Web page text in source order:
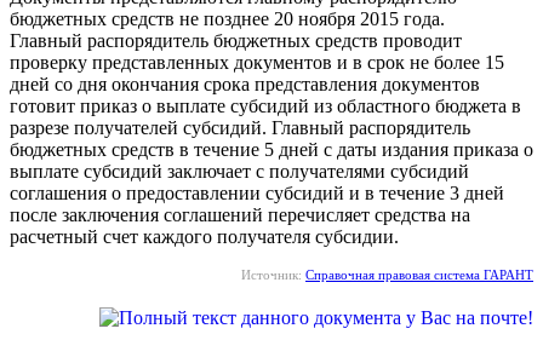
бюджетных средств не позднее 20 ноября 2015 года.
Главный распорядитель бюджетных средств проводит
проверку представленных документов и в срок не более 15
дней со дня окончания срока представления документов
готовит приказ о выплате субсидий из областного бюджета в
разрезе получателей субсидий. Главный распорядитель
бюджетных средств в течение 5 дней с даты издания приказа о
выплате субсидий заключает с получателями субсидий
соглашения о предоставлении субсидий и в течение 3 дней
после заключения соглашений перечисляет средства на
расчетный счет каждого получателя субсидии.
Источник: Справочная правовая система ГАРАНТ